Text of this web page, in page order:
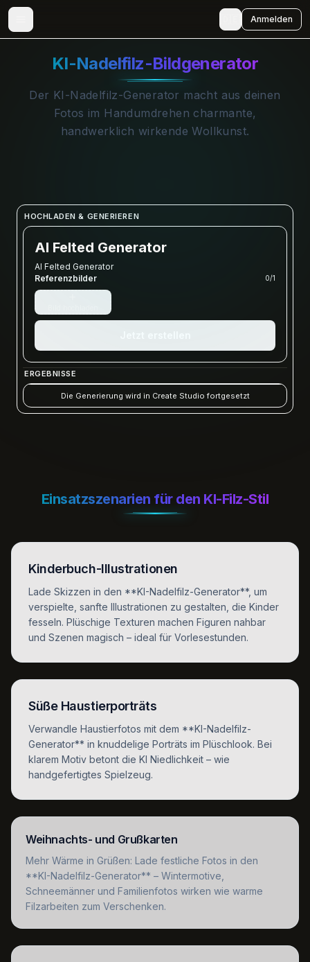
Anmelden
KI-Nadelfilz-Bildgenerator
Der KI-Nadelfilz-Generator macht aus deinen
Fotos im Handumdrehen charmante,
handwerklich wirkende Wollkunst.
HOCHLADEN & GENERIEREN
AI Felted Generator
AI Felted Generator
Referenzbilder
0/1
ERGEBNISSE
Die Generierung wird in Create Studio fortgesetzt
Einsatzszenarien für den KI-Filz-Stil
Kinderbuch-Illustrationen
Lade Skizzen in den **KI-Nadelfilz-Generator**, um
verspielte, sanfte Illustrationen zu gestalten, die Kinder
fesseln. Plüschige Texturen machen Figuren nahbar
und Szenen magisch – ideal für Vorlesestunden.
Süße Haustierporträts
Verwandle Haustierfotos mit dem **KI-Nadelfilz-
Generator** in knuddelige Porträts im Plüschlook. Bei
klarem Motiv betont die KI Niedlichkeit – wie
handgefertigtes Spielzeug.
Weihnachts- und Grußkarten
Mehr Wärme in Grüßen: Lade festliche Fotos in den
**KI-Nadelfilz-Generator** – Wintermotive,
Schneemänner und Familienfotos wirken wie warme
Filzarbeiten zum Verschenken.